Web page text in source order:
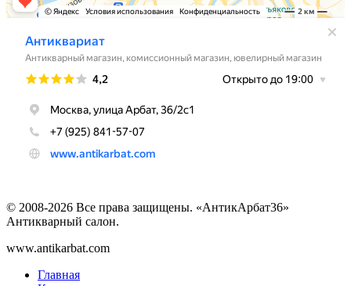
© 2008-2026 Все права защищены. «АнтикАрбат36»
Антикварный салон.
www.antikarbat.com
Главная